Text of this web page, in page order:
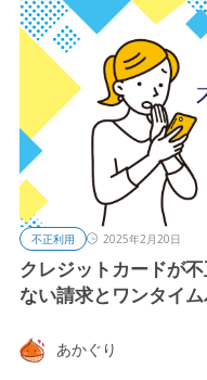
不正利用 2025年2月20日
クレジットカードが
ない請求とワンタイ
あかぐり